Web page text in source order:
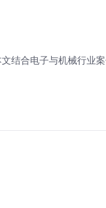
结合电子与机械行业